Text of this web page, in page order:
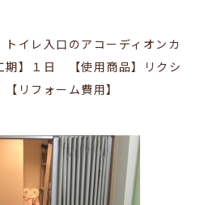
トイレ入口のアコーディオンカ
】１日 【使用商品】リクシ
リフォーム費用】